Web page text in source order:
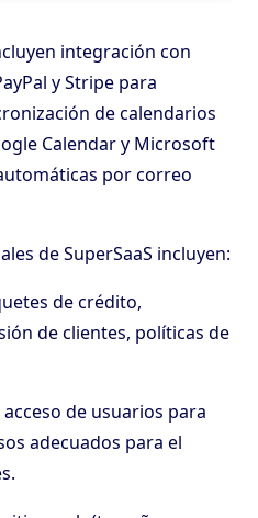
integración con
y Stripe para
de calendarios
Calendar y Microsoft
por correo
de SuperSaaS incluyen:
de crédito,
de clientes, políticas de
de usuarios para
adecuados para el